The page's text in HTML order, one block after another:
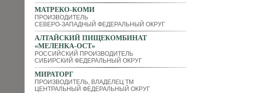
МАТРЕКО-КОМИ
ПРОИЗВОДИТЕЛЬ
СЕВЕРО-ЗАПАДНЫЙ ФЕДЕРАЛЬНЫЙ ОКРУГ
АЛТАЙСКИЙ ПИЩЕКОМБИНАТ
«МЕЛЕНКА-ОСТ»
РОССИЙСКИЙ ПРОИЗВОДИТЕЛЬ
СИБИРСКИЙ ФЕДЕРАЛЬНЫЙ ОКРУГ
МИРАТОРГ
ПРОИЗВОДИТЕЛЬ, ВЛАДЕЛЕЦ ТМ
ЦЕНТРАЛЬНЫЙ ФЕДЕРАЛЬНЫЙ ОКРУГ